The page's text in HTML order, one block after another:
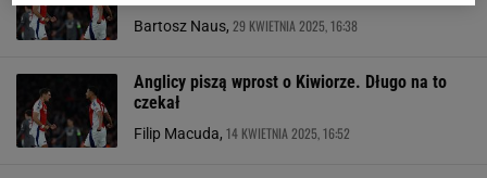
Bartosz Naus, 29 KWIETNIA 2025, 16:38
Anglicy piszą wprost o Kiwiorze. Długo na to
czekał
Filip Macuda, 14 KWIETNIA 2025, 16:52